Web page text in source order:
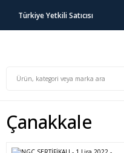
Türkiye Yetkili Satıcısı
Çanakkale